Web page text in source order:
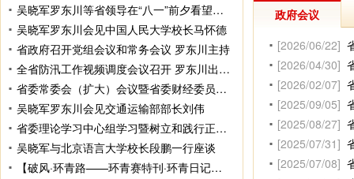
吴晓军罗东川等省领导在“八一”前夕看望慰问驻青部队
吴晓军罗东川会见中国人民大学校长马怀德
省政府召开党组会议和常务会议 罗东川主持
全省防汛工作视频调度会议召开 罗东川出席并讲话
省委常委会（扩大）会议暨省委财经委员会会议召开 吴晓军主持并讲话 罗东川作工作安排
吴晓军罗东川会见交通运输部部长刘伟
省委理论学习中心组学习暨树立和践行正确政绩观学习教育第三次专题研讨会召开 吴晓军主持并讲话 罗东川出席
吴晓军与北京语言大学校长段鹏一行座谈
【破风·环青路——环青赛特刊·环青日记】赛道有追风 幕后有星辰
政府会议
[2026/06/22]
[2026/04/30]
[2026/02/07]
[2025/09/05]
[2025/08/27]
[2025/07/31]
[2025/07/08]